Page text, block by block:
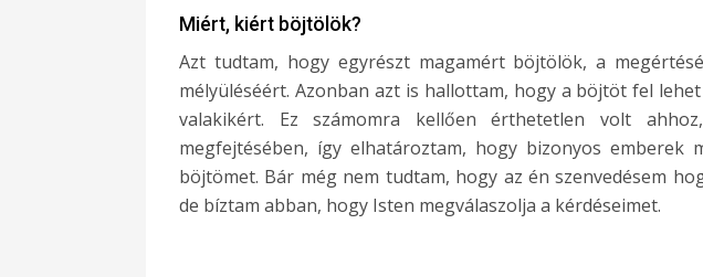
Miért, kiért böjtölök?
Azt tudtam, hogy egyrészt magamért böjtölök, a
mélyüléséért. Azonban azt is hallottam, hogy a böjtöt fel
valakikért. Ez számomra kellően érthetetlen volt
megfejtésében, így elhatároztam, hogy bizonyos emberek
böjtömet. Bár még nem tudtam, hogy az én szenvedésem
de bíztam abban, hogy Isten megválaszolja a kérdéseimet.